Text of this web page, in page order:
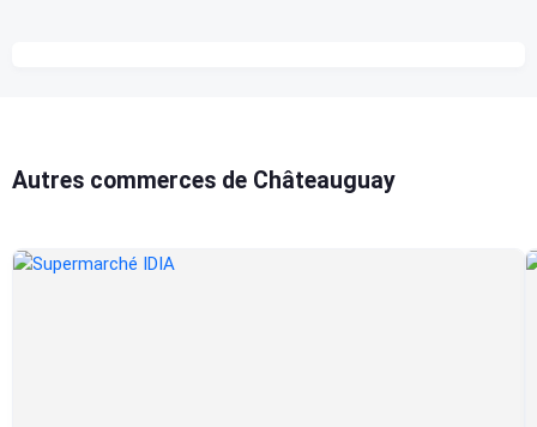
Autres commerces de Châteauguay